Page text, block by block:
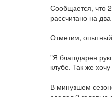
Сообщается, что
рассчитано на два
Отметим, опытный
"Я благодарен
клубе. Так же
В минувшем